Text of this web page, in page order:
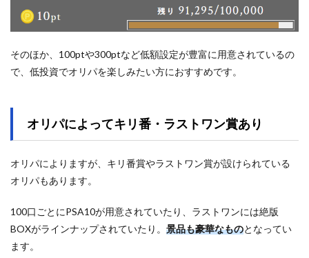
そのほか、100ptや300ptなど低額設定が豊富に用意されているの
で、低投資でオリパを楽しみたい方におすすめです。
オリパによってキリ番・ラストワン賞あり
オリパによりますが、キリ番賞やラストワン賞が設けられている
オリパもあります。
100口ごとにPSA10が用意されていたり、ラストワンには絶版
BOXがラインナップされていたり。 景品も豪華なものとなってい
ます。